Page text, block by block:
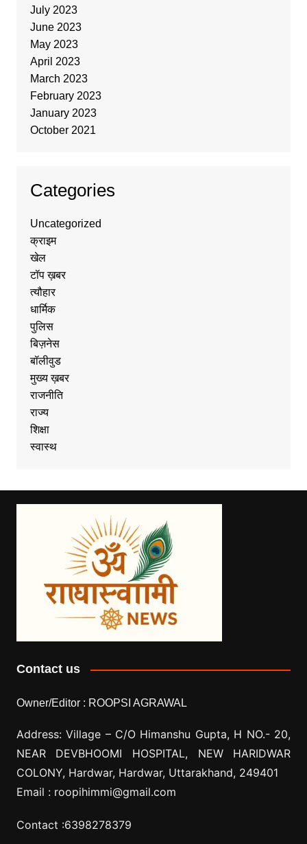
July 2023
June 2023
May 2023
April 2023
March 2023
February 2023
January 2023
October 2021
Categories
Uncategorized
क्राइम
खेल
टॉप ख़बर
त्यौहार
धार्मिक
पुलिस
बिज़नेस
बॉलीवुड
मुख्य ख़बर
राजनीति
राज्य
शिक्षा
स्वास्थ
Contact us
Owner/Editor : ROOPSI AGRAWAL
Address: Village – C/O Himanshu Gupta, H NO.- 20,
NEAR DEVBHOOMI HOSPITAL, NEW HARIDWAR
COLONY, Hardwar, Hardwar, Uttarakhand, 249401
Email : roopihimmi@gmail.com
Contact :6398278379